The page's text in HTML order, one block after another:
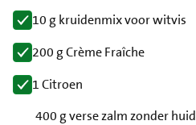
10 g kruidenmix voor witvis
200 g Crème Fraîche
1 Citroen
400 g verse zalm zonder huid